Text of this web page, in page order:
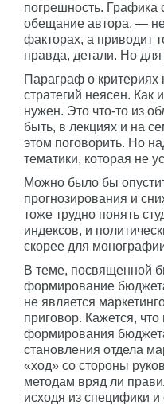
погрешность. Графика
обещание автора, —
факторах, а приводит
правда, детали. Но для
Параграф о
стратегий неясен. Как
нужен. Это что-то из
быть, в лекциях и на
этом поговорить. Но
тематики, которая не
Можно было бы
прогнозирования и
тоже трудно понять
индексов, и
скорее для
В теме, посвященной
формирование
не является
приговор. Кажется,
формирования
становления отдела
«ход» со стороны
методам вряд ли
исходя из специфики